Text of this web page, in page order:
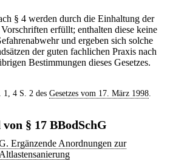
§ 4 werden durch die Einhaltung der
erfüllt; enthalten diese keine
und ergeben sich solche
der guten fachlichen Praxis nach
Bestimmungen dieses Gesetzes.
4 S. 2 des Gesetzes vom 17. März 1998.
§ 17 BBodSchG
Ergänzende Anordnungen zur
Altlastensanierung